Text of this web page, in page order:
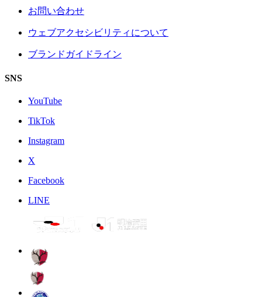
お問い合わせ
ウェブアクセシビリティについて
ブランドガイドライン
SNS
YouTube
TikTok
Instagram
X
Facebook
LINE